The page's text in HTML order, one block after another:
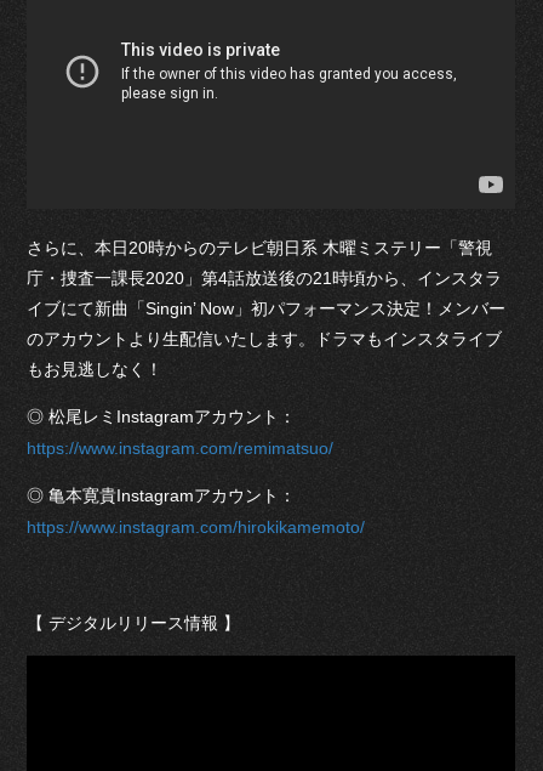
さらに、本日20時からのテレビ朝日系 木曜ミステリー「警視
庁・捜査一課長2020」第4話放送後の21時頃から、インスタラ
イブにて新曲「Singin’ Now」初パフォーマンス決定！メンバー
のアカウントより生配信いたします。ドラマもインスタライブ
もお見逃しなく！
◎ 松尾レミInstagramアカウント：
https://www.instagram.com/remimatsuo/
◎ 亀本寛貴Instagramアカウント：
https://www.instagram.com/hirokikamemoto/
【 デジタルリリース情報 】